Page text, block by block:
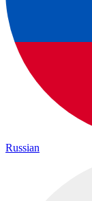
Russian